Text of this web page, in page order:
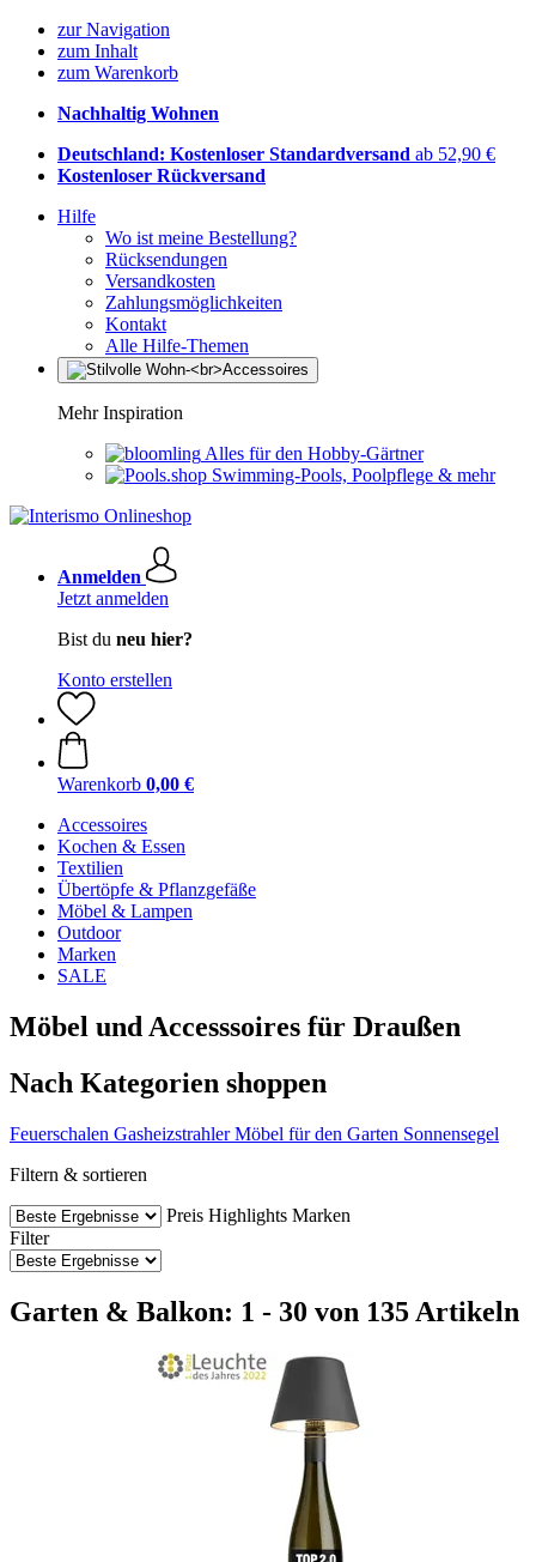
zur Navigation
zum Inhalt
zum Warenkorb
Nachhaltig Wohnen
Deutschland: Kostenloser Standardversand ab 52,90 €
Kostenloser Rückversand
Hilfe
Wo ist meine Bestellung?
Rücksendungen
Versandkosten
Zahlungsmöglichkeiten
Kontakt
Alle Hilfe-Themen
Mehr Inspiration
Alles für den Hobby-Gärtner
Swimming-Pools, Poolpflege & mehr
Anmelden
Jetzt anmelden
Bist du neu hier?
Konto erstellen
Warenkorb 0,00 €
Accessoires
Kochen & Essen
Textilien
Übertöpfe & Pflanzgefäße
Möbel & Lampen
Outdoor
Marken
SALE
Möbel und Accesssoires für Draußen
Nach Kategorien shoppen
Feuerschalen Gasheizstrahler Möbel für den Garten Sonnensegel
Filtern & sortieren
Preis Highlights Marken
Filter
Garten & Balkon: 1 - 30 von 135 Artikeln